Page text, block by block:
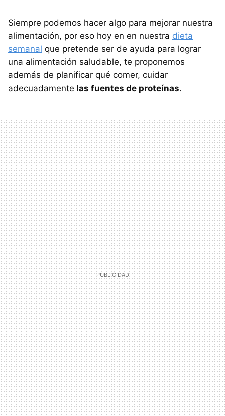
Siempre podemos hacer algo para mejorar nuestra
alimentación, por eso hoy en en nuestra dieta
semanal que pretende ser de ayuda para lograr
una alimentación saludable, te proponemos
además de planificar qué comer, cuidar
adecuadamente las fuentes de proteínas.